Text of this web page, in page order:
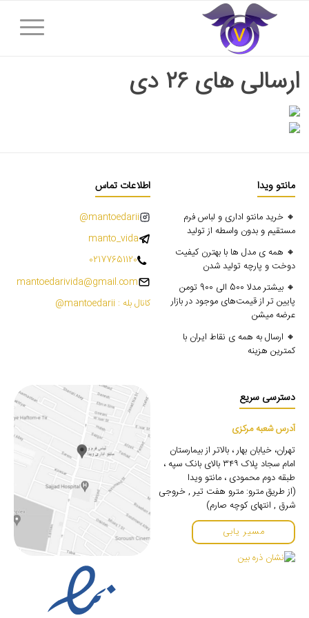
ارسالی های ۲۶ دی
مانتو ویدا
🔸 خرید مانتو اداری و لباس فرم
مستقیم و بدون واسطه از تولید
🔸 همه ی مدل ها با بهترن کیفیت
دوخت و پارچه تولید شدن
🔸 بیشتر مدلا 500 الی 900 تومن
پایین تر از قیمت‌های موجود در بازار
عرضه میشن
🔸 ارسال به همه ی نقاط ایران با
کمترین هزینه
اطلاعات تماس
mantoedarii@
manto_vida
02177651120
mantoedarivida@gmail.com
کانال بله : mantoedarii@
دسترسی سریع
آدرس شعبه مرکزی
تهران، خیابان بهار ، بالاتر از بیمارستان
امام سجاد پلاک ۳۴۹ بالای بانک سپه ،
طبقه دوم محمودی ، مانتو ویدا
(از طریق مترو: مترو هفت تیر , خروجی
شرق , انتهای کوچه صارم)
مسیر یابی